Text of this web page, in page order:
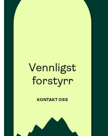
Vennligst
forstyrr
KONTAKT OSS